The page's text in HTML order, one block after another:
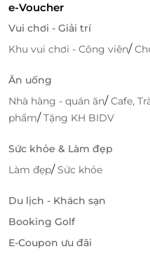
Chất lượng dịch vụ
là điểm cộng lớn của
điều chỉnh phương
người. Nhờ vậy, mỗi
cận và không tạo áp
dễ nhớ, vừa giúp học
hằng ngày.
e-Voucher
Vui chơi - Giải trí
Khu vui chơi - Công viên/
Ăn uống
Nhà hàng - quán ăn/Cafe,
phẩm/Tặng KH BIDV
Sức khỏe & Làm đẹp
Làm đẹp/Sức khỏe
Du lịch - Khách sạn
Booking Golf
E-Coupon ưu đãi